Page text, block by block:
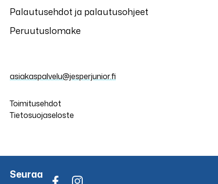
Palautusehdot ja palautusohjeet
Peruutuslomake
asiakaspalvelu@jesperjunior.fi
Toimitusehdot
Tietosuojaseloste
Seuraa